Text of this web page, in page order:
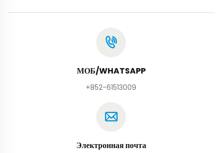
МОБ/WHATSAPP
+852-61513009
Электронная почта